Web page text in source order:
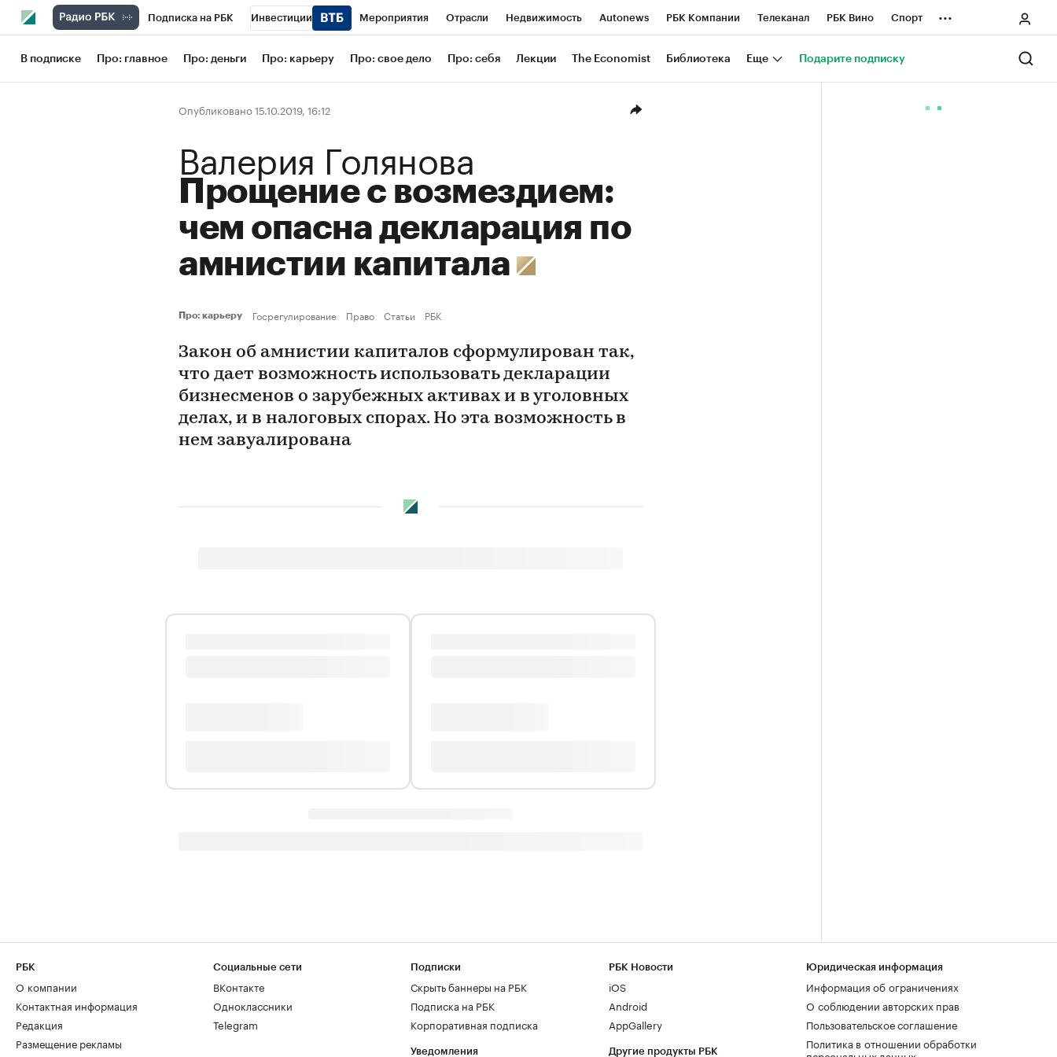
Подписка на РБК Инвестиции Мероприятия Отрасли Недвижимость Autonews РБК Компании Телеканал РБК Вино Спорт
Школа управления РБК РБК Образование РБК Life Тренды Визионеры Национальные проекты Город
Рынок наличной валюты
...
В подписке Про: главное Про: деньги Про: карьеру Про: свое дело Про: себя Лекции The Economist Библиотека Еще Подарите подписку
Опубликовано 15.10.2019, 16:12
Валерия Голянова
Прощение с возмездием:
чем опасна декларация по
амнистии капитала
Про: карьеру Госрегулирование Право Статьи РБК
Закон об амнистии капиталов сформулирован так,
что дает возможность использовать декларации
бизнесменов о зарубежных активах и в уголовных
делах, и в налоговых спорах. Но эта возможность в
нем завуалирована
РБК
О компании
Контактная информация
Редакция
Размещение рекламы
Социальные сети
ВКонтакте
Одноклассники
Telegram
Подписки
Скрыть баннеры на РБК
Подписка на РБК
Корпоративная подписка
Уведомления
РБК Новости
iOS
Android
AppGallery
Другие продукты РБК
Юридическая информация
Информация об ограничениях
О соблюдении авторских прав
Пользовательское соглашение
Политика в отношении обработки